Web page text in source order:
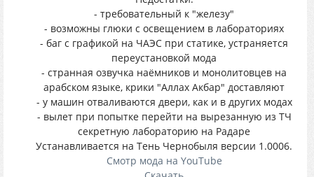
- требовательный к "железу"
- возможны глюки с освещением в лабораториях
- баг с графикой на ЧАЭС при статике, устраняется
переустановкой мода
- странная озвучка наёмников и монолитовцев на
арабском языке, крики "Аллах Акбар" доставляют
- у машин отваливаются двери, как и в других модах
- вылет при попытке перейти на вырезанную из ТЧ
секретную лабораторию на Радаре
Устанавливается на Тень Чернобыля версии 1.0006.
Смотр мода на YouTube